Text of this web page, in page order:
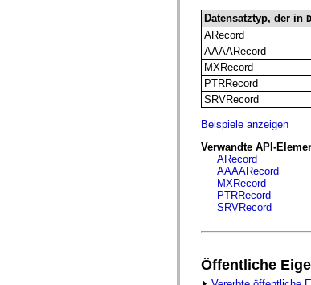
Datensatztyp, der in
ARecord
AAAARecord
MXRecord
PTRRecord
SRVRecord
Beispiele anzeigen
Verwandte API-
ARecord
AAAARecord
MXRecord
PTRRecord
SRVRecord
Öffentliche